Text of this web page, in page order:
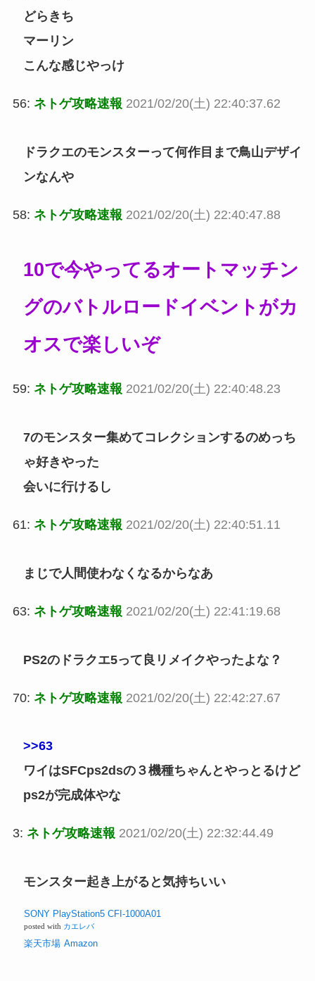
どらきち
マーリン
こんな感じやっけ
56: ネトゲ攻略速報 2021/02/20(土) 22:40:37.62
ドラクエのモンスターって何作目まで鳥山デザイ
ンなんや
58: ネトゲ攻略速報 2021/02/20(土) 22:40:47.88
10で今やってるオートマッチン
グのバトルロードイベントがカ
オスで楽しいぞ
59: ネトゲ攻略速報 2021/02/20(土) 22:40:48.23
7のモンスター集めてコレクションするのめっち
ゃ好きやった
会いに行けるし
61: ネトゲ攻略速報 2021/02/20(土) 22:40:51.11
まじで人間使わなくなるからなあ
63: ネトゲ攻略速報 2021/02/20(土) 22:41:19.68
PS2のドラクエ5って良リメイクやったよな？
70: ネトゲ攻略速報 2021/02/20(土) 22:42:27.67
>>63
ワイはSFCps2dsの３機種ちゃんとやっとるけど
ps2が完成体やな
3: ネトゲ攻略速報 2021/02/20(土) 22:32:44.49
モンスター起き上がると気持ちいい
SONY PlayStation5 CFI-1000A01
posted with カエレバ
楽天市場 Amazon